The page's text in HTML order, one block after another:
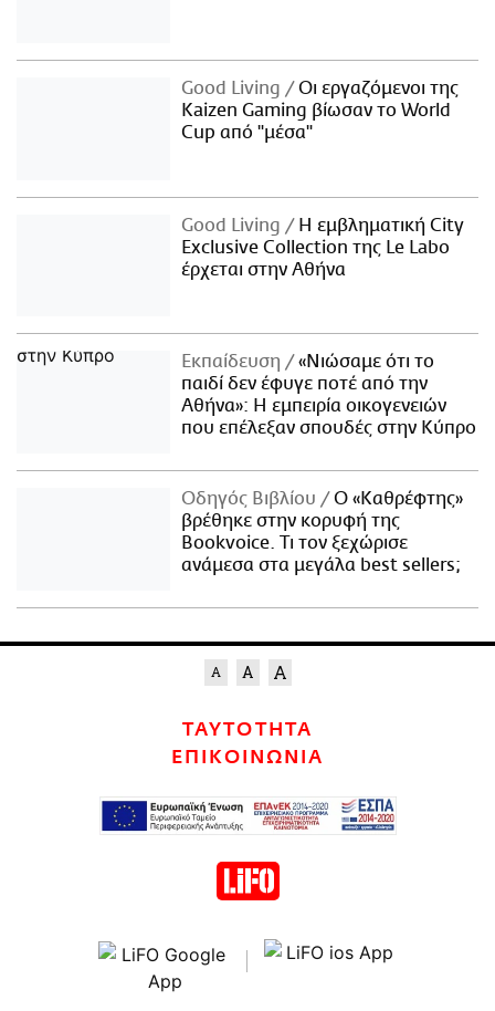
Good Living
Οι εργαζόμενοι της
Kaizen Gaming βίωσαν το World
Cup από "μέσα"
Good Living
Η εμβληματική City
Exclusive Collection της Le Labo
έρχεται στην Αθήνα
Εκπαίδευση
«Νιώσαμε ότι το
παιδί δεν έφυγε ποτέ από την
Αθήνα»: Η εμπειρία οικογενειών
που επέλεξαν σπουδές στην Κύπρο
Οδηγός Βιβλίου
Ο «Καθρέφτης»
βρέθηκε στην κορυφή της
Bookvoice. Τι τον ξεχώρισε
ανάμεσα στα μεγάλα best sellers;
ΤΑΥΤΟΤΗΤΑ
ΕΠΙΚΟΙΝΩΝΙΑ